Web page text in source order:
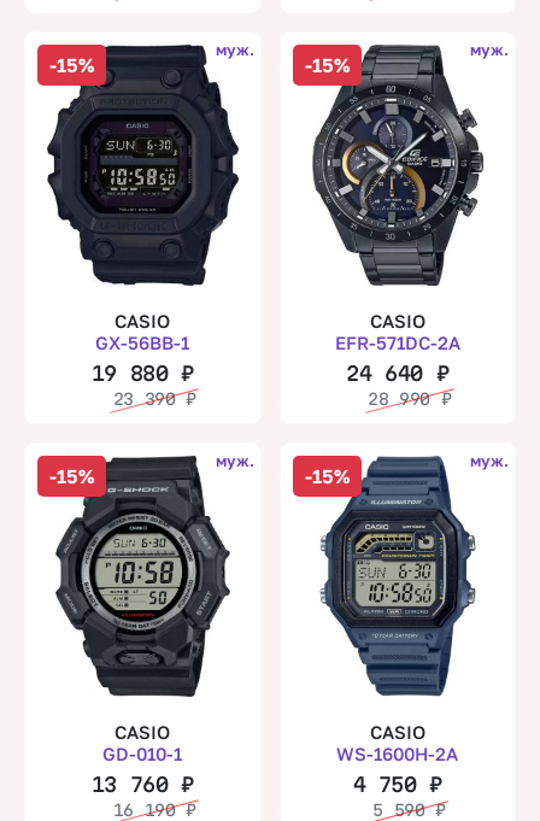
-15%
муж.
CASIO
GX-56BB-1
19 880₽
23 390₽
-15%
муж.
CASIO
EFR-571DC-2A
24 640 ₽
28 990₽
-15%
муж.
CASIO
GD-010-1
13 760₽
16 190₽
-15%
муж.
CASIO
WS-1600H-2A
4 750₽
5 590₽